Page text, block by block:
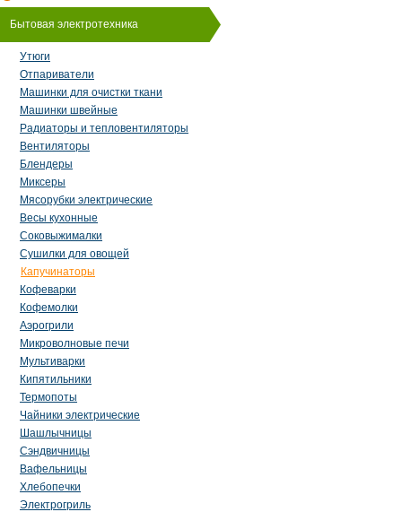
Бытовая электротехника
Утюги
Отпариватели
Машинки для очистки ткани
Машинки швейные
Радиаторы и тепловентиляторы
Вентиляторы
Блендеры
Миксеры
Мясорубки электрические
Весы кухонные
Соковыжималки
Сушилки для овощей
Капучинаторы
Кофеварки
Кофемолки
Аэрогрили
Микроволновые печи
Мультиварки
Кипятильники
Термопоты
Чайники электрические
Шашлычницы
Сэндвичницы
Вафельницы
Хлебопечки
Электрогриль